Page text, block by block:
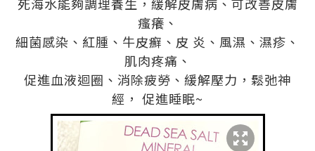
瘙癢、
細菌感染、紅腫、牛皮癬、皮 炎、風濕、濕疹、
肌肉疼痛、
促進血液迴圈、消除疲勞、緩解壓力，鬆弛神
經， 促進睡眠~